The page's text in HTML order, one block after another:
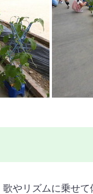
歌やリズムに乗せ